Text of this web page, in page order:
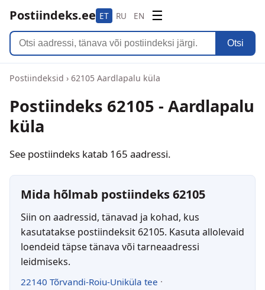
Postiindeks.ee ET RU EN ☰
Otsi
Postiindeksid › 62105 Aardlapalu küla
Postiindeks 62105 - Aardlapalu
küla
See postiindeks katab 165 aadressi.
Mida hõlmab postiindeks 62105
Siin on aadressid, tänavad ja kohad, kus
kasutatakse postiindeksit 62105. Kasuta allolevaid
loendeid täpse tänava või tarneaadressi
leidmiseks.
22140 Tõrvandi-Roiu-Uniküla tee ·